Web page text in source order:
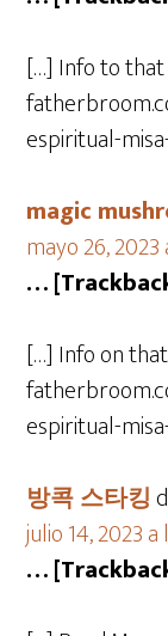
[…] Info to that
espiritual-
magic
mayo 26,
…
[…] Info on
espiritual-
방콕 스타킹
julio 14, 2023
…